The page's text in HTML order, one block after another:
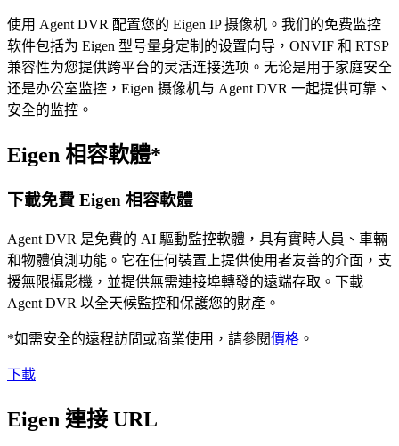
使用 Agent DVR 配置您的 Eigen IP 摄像机。我们的免费监控
软件包括为 Eigen 型号量身定制的设置向导，ONVIF 和 RTSP
兼容性为您提供跨平台的灵活连接选项。无论是用于家庭安全
还是办公室监控，Eigen 摄像机与 Agent DVR 一起提供可靠、
安全的监控。
Eigen 相容軟體*
下載免費 Eigen 相容軟體
Agent DVR 是免費的 AI 驅動監控軟體，具有實時人員、車輛
和物體偵測功能。它在任何裝置上提供使用者友善的介面，支
援無限攝影機，並提供無需連接埠轉發的遠端存取。下載
Agent DVR 以全天候監控和保護您的財產。
*如需安全的遠程訪問或商業使用，請參閱價格 。
下載
Eigen 連接 URL